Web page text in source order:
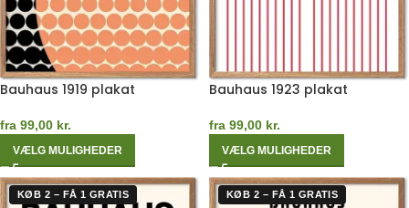
Bauhaus 1919 plakat
fra 99,00 kr.
VÆLG MULIGHEDER
Bauhaus 1923 plakat
fra 99,00 kr.
VÆLG MULIGHEDER
KØB 2 – FÅ 1 GRATIS KØB 2 – FÅ 1 GRATIS